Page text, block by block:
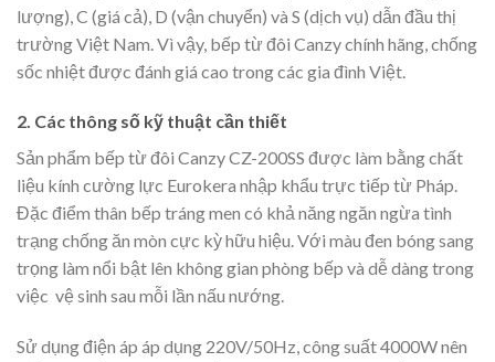
lượng), C (giá cả), D (vận chuyển) và S (dịch vụ) dẫn đầu thị
trường Việt Nam. Vì vậy, bếp từ đôi Canzy chính hãng, chống
sốc nhiệt được đánh giá cao trong các gia đình Việt.
2. Các thông số kỹ thuật cần thiết
Sản phẩm bếp từ đôi Canzy CZ-200SS được làm bằng chất
liệu kính cường lực Eurokera nhập khẩu trực tiếp từ Pháp.
Đặc điểm thân bếp tráng men có khả năng ngăn ngừa tình
trạng chống ăn mòn cực kỳ hữu hiệu. Với màu đen bóng sang
trọng làm nổi bật lên không gian phòng bếp và dễ dàng trong
việc vệ sinh sau mỗi lần nấu nướng.
Sử dụng điện áp áp dụng 220V/50Hz, công suất 4000W nên